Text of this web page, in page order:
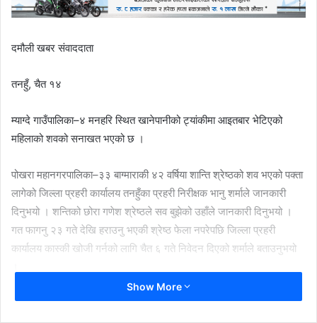
दमौली खबर संवाददाता
तनहुँ, चैत १४
म्याग्दे गाउँपालिका–४ मनहरि स्थित खानेपानीको ट्यांकीमा आइतबार भेटिएको
महिलाको शवको सनाखत भएको छ ।
पोखरा महानगरपालिका–३३ बाग्माराकी ४२ वर्षिया शान्ति श्रेष्ठको शव भएको पक्ता
लागेको जिल्ला प्रहरी कार्यालय तनहुँका प्रहरी निरीक्षक भानु शर्माले जानकारी
दिनुभयो । शन्तिको छोरा गणेश श्रेष्ठले सव बुझेको उहाँले जानकारी दिनुभयो ।
गत फागनु २३ गते देखि हराउनु भएकी श्रेष्ठ फेला नपरेपछि जिल्ला प्रहरी
कार्यालय कास्की खोजी गर्नको लागि चैत ६ गते निवेदन दिएको शर्माले बताउनुभयो
तीन दिन अघि उपभोक्ताले पानीमा गन्ध आएको भनि बताएपछि आइृतबार पानी
Show More